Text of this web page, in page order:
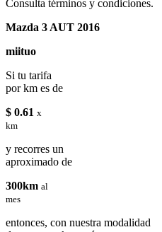
Consulta términos y condiciones.
Mazda 3 AUT 2016
miituo
Si tu tarifa
por km es de
$ 0.61 x
km
y recorres un
aproximado de
300km al
mes
entonces, con nuestra modalidad